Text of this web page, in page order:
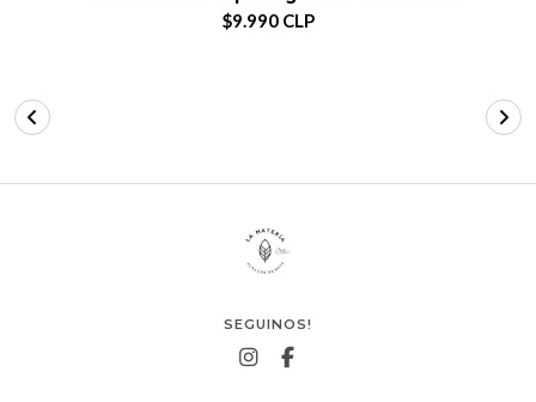
$9.990 CLP
SEGUINOS!